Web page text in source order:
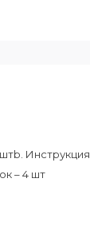
– 4 шт